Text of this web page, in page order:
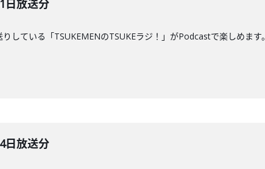
日放送分
している「TSUKEMENのTSUKEラジ！」がPodcastで楽しめます。
日放送分